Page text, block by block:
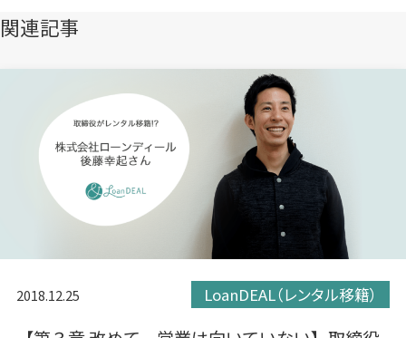
す） す） す）
関連記事
2018.12.25 LoanDEAL（レンタル移籍）